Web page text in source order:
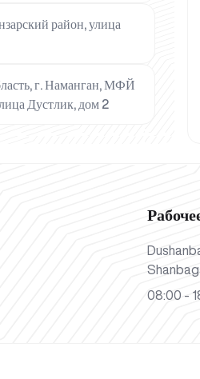
район, улица
г. Наманган, МФЙ
Дустлик, дом 2
08:00 -